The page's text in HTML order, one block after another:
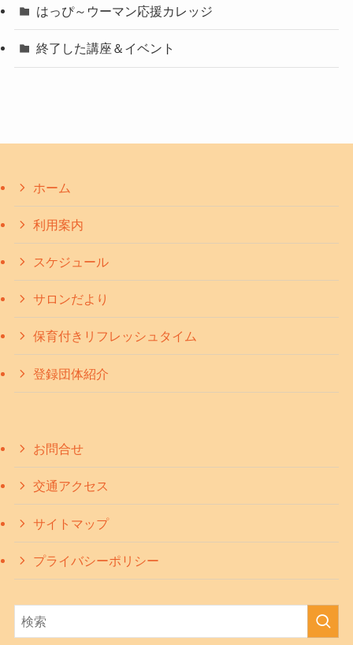
はっぴ～ウーマン応援カレッジ
終了した講座＆イベント
ホーム
利用案内
スケジュール
サロンだより
保育付きリフレッシュタイム
登録団体紹介
お問合せ
交通アクセス
サイトマップ
プライバシーポリシー